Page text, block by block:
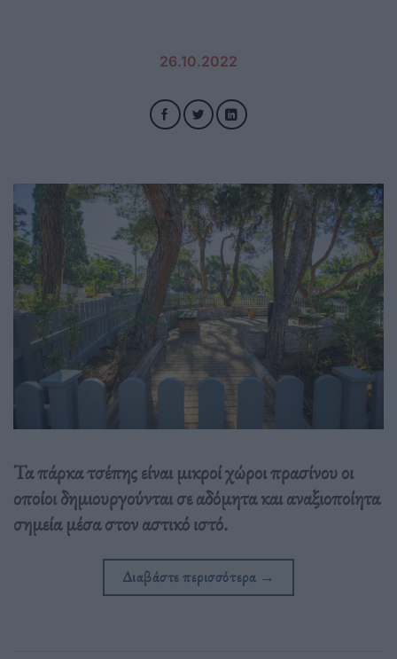
26.10.2022
Τα πάρκα τσέπης είναι μικροί χώροι πρασίνου οι
οποίοι δημιουργούνται σε αδόμητα και αναξιοποίητα
σημεία μέσα στον αστικό ιστό.
Διαβάστε περισσότερα →